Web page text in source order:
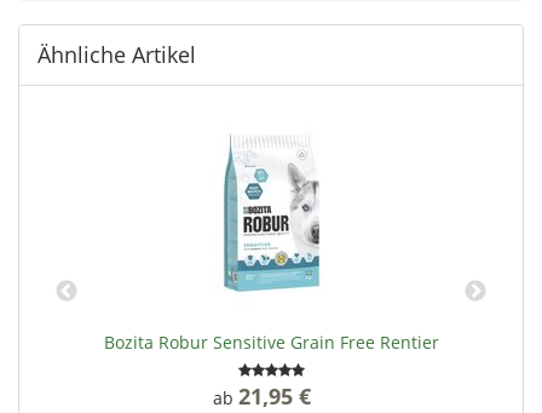
Ähnliche Artikel
Bozita Robur Sensitive Grain Free Rentier
ab 21,95 €